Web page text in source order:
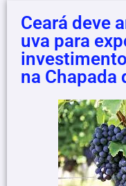
Ceará deve
uva para
na Chapada